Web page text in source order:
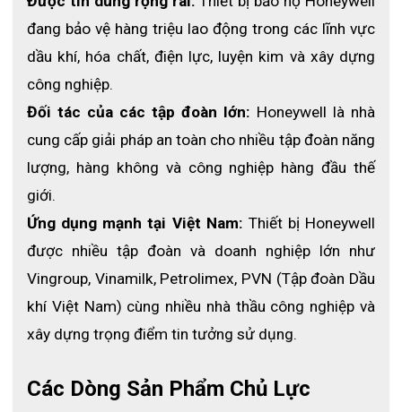
đang bảo vệ hàng triệu lao động trong các lĩnh vực
dầu khí, hóa chất, điện lực, luyện kim và xây dựng
công nghiệp.
Đối tác của các tập đoàn lớn: Honeywell là nhà
cung cấp giải pháp an toàn cho nhiều tập đoàn năng
lượng, hàng không và công nghiệp hàng đầu thế
giới.
Ứng dụng mạnh tại Việt Nam: Thiết bị Honeywell
được nhiều tập đoàn và doanh nghiệp lớn như
Vingroup, Vinamilk, Petrolimex, PVN (Tập đoàn Dầu
khí Việt Nam) cùng nhiều nhà thầu công nghiệp và
xây dựng trọng điểm tin tưởng sử dụng.
Các Dòng Sản Phẩm Chủ Lực